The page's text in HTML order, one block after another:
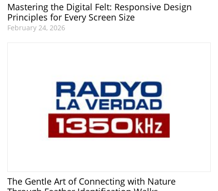
Mastering the Digital Felt: Responsive Design
Principles for Every Screen Size
February 24, 2026
The Gentle Art of Connecting with Nature